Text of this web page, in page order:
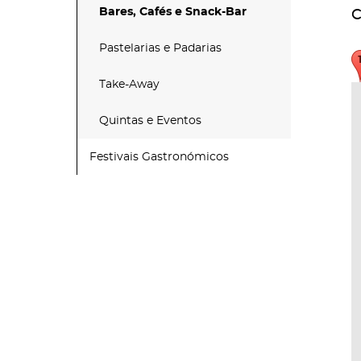
Bares, Cafés e Snack-Bar
Pastelarias e Padarias
Take-Away
Quintas e Eventos
Festivais Gastronómicos